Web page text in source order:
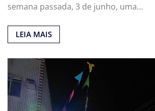
semana passada, 3 de junho, uma…
LEIA MAIS